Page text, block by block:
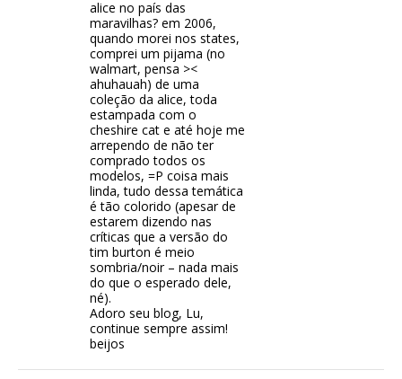
alice no país das
maravilhas? em 2006,
quando morei nos states,
comprei um pijama (no
walmart, pensa ><
ahuhauah) de uma
coleção da alice, toda
estampada com o
cheshire cat e até hoje me
arrependo de não ter
comprado todos os
modelos, =P coisa mais
linda, tudo dessa temática
é tão colorido (apesar de
estarem dizendo nas
críticas que a versão do
tim burton é meio
sombria/noir – nada mais
do que o esperado dele,
né).
Adoro seu blog, Lu,
continue sempre assim!
beijos